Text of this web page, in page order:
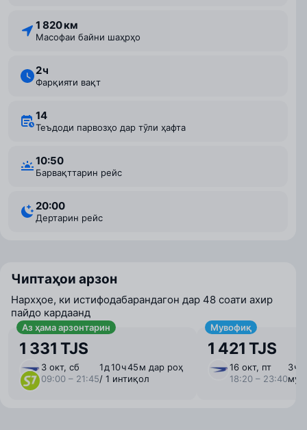
1 820 км
Масофаи байни шаҳрҳо
2 ⁠ч
Фарқияти вақт
14
Теъдоди парвозҳо дар тӯли ҳафта
10:50
Барвақттарин рейс
20:00
Дертарин рейс
Чиптаҳои арзон
Нархҳое, ки истифодабарандагон дар 48 соати ахир
пайдо кардаанд
Аз ҳама арзонтарин
1 331 TJS
3 окт, сб
09:00 – 21:45
1 ⁠д 10 ⁠ч 45 ⁠м дар роҳ
/ 1 интиқол
Мувофиқ
1 421 TJS
16 окт, пт
18:20 – 23:40
3 ⁠ч